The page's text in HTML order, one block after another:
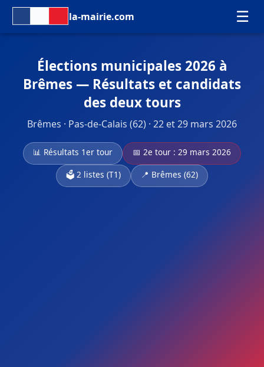
la-mairie.com ☰
Élections municipales 2026 à
Brêmes — Résultats et candidats
des deux tours
Brêmes · Pas-de-Calais (62) · 22 et 29 mars 2026
📊 Résultats 1er tour
📅 2e tour : 29 mars 2026
🗳️ 2 listes (T1)
📍 Brêmes (62)